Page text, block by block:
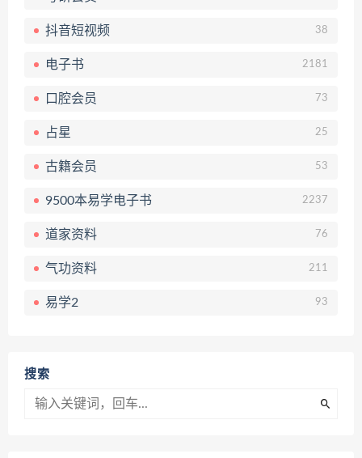
抖音短视频 38
电子书 2181
口腔会员 73
占星 25
古籍会员 53
9500本易学电子书 2237
道家资料 76
气功资料 211
易学2 93
搜索